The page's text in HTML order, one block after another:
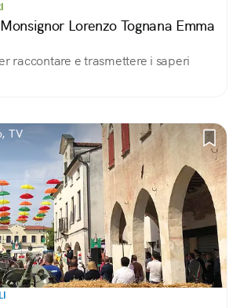
Lorenzo Tognana Emma
raccontare e trasmettere i saperi
TV